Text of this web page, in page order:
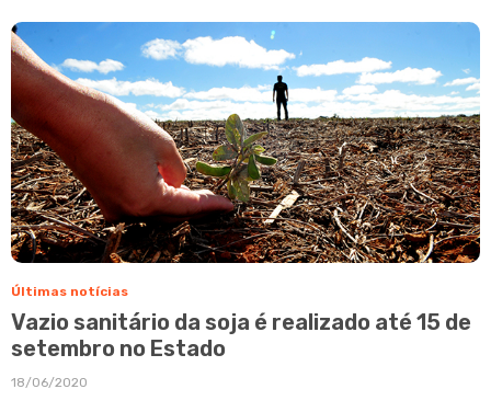
Últimas notícias
Vazio sanitário da soja é realizado até 15 de
setembro no Estado
18/06/2020